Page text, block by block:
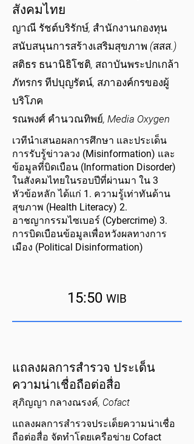
สังคมไทย
ญาณี รัชต์บริรักษ์, สำนักงานกองทุน
สนับสนุนการสร้างเสริมสุขภาพ (สสส.)
สติธร ธนานิธิโชติ, สถาบันพระปกเกล้า
ภัทรกร ทีปบุญรัตน์, สภาองค์กรของผู้
บริโภค
รณพงศ์ คำนวณทิพย์, Media Oxygen
เวทีนำเสนอผลการศึกษา และประเด็น
การรับรู้ข่าวลวง (Misinformation) และ
ข้อมูลที่บิดเบือน (Information Disorder)
ในสังคมไทยในรอบปีที่ผ่านมา ใน 3
หัวข้อหลัก ได้แก่ 1. ความรู้เท่าทันด้าน
สุขภาพ (Health Literacy) 2.
อาชญากรรมไซเบอร์ (Cybercrime) 3.
การบิดเบือนข้อมูลเพื่อหวังผลทางการ
เมือง (Political Disinformation)
15:50 WIB
แถลงผลการสำรวจ ประเด็น
ความน่าเชื่อถือต่อสื่อ
สุภิญญา กลางณรงค์, Cofact
แถลงผลการสำรวจประเด็ยความน่าเชื่อ
ถือต่อสื่อ จัดทำโดยเครือข่าย Cofact